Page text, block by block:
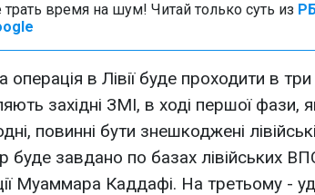
трать время на шум! Читай только суть из
операція в Лівії буде проходити в
західні ЗМІ, в ході першої фази,
повинні бути знешкоджені
буде завдано по базах лівійських
Муаммара Каддафі. На третьому -